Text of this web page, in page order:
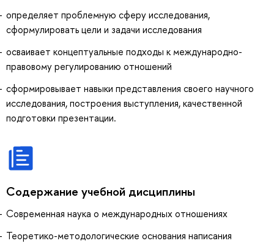
определяет проблемную сферу исследования,
сформулировать цели и задачи исследования
осваивает концептуальные подходы к международно-
правовому регулированию отношений
сформировывает навыки представления своего научного
исследования, построения выступления, качественной
подготовки презентации.
Содержание учебной дисциплины
Современная наука о международных отношениях
Теоретико-методологические основания написания